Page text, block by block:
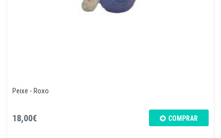
Peixe - Roxo
18,00€ COMPRAR